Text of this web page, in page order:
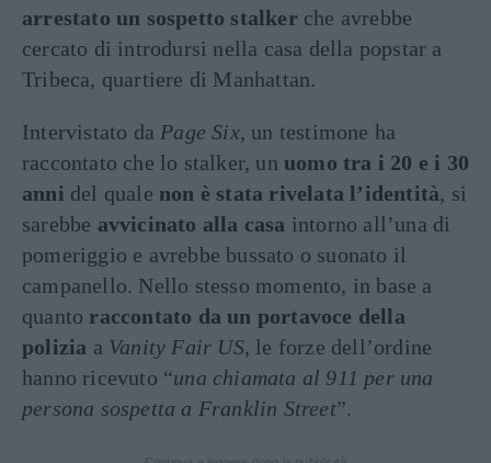
arrestato un sospetto stalker che avrebbe
cercato di introdursi nella casa della popstar a
Tribeca, quartiere di Manhattan.
Intervistato da Page Six, un testimone ha
raccontato che lo stalker, un uomo tra i 20 e i 30
anni del quale non è stata rivelata l’identità, si
sarebbe avvicinato alla casa intorno all’una di
pomeriggio e avrebbe bussato o suonato il
campanello. Nello stesso momento, in base a
quanto raccontato da un portavoce della
polizia a Vanity Fair US, le forze dell’ordine
hanno ricevuto “una chiamata al 911 per una
persona sospetta a Franklin Street”.